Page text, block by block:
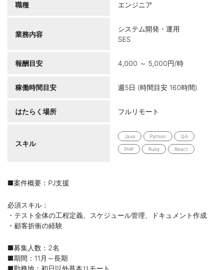
職種 エンジニア
業務内容
システム開発・運用
SES
報酬目安 4,000 ～ 5,000円/時
稼働時間目安 週5日 (時間目安 160時間)
はたらく場所 フルリモート
スキル
Java Python QA
PHP Ruby React
■案件概要：PJ支援
必須スキル：
・テスト全体の工程定義、スケジュール管理、ドキュメント作成
・顧客折衝の経験
■募集人数：2名
■期間：11月～長期